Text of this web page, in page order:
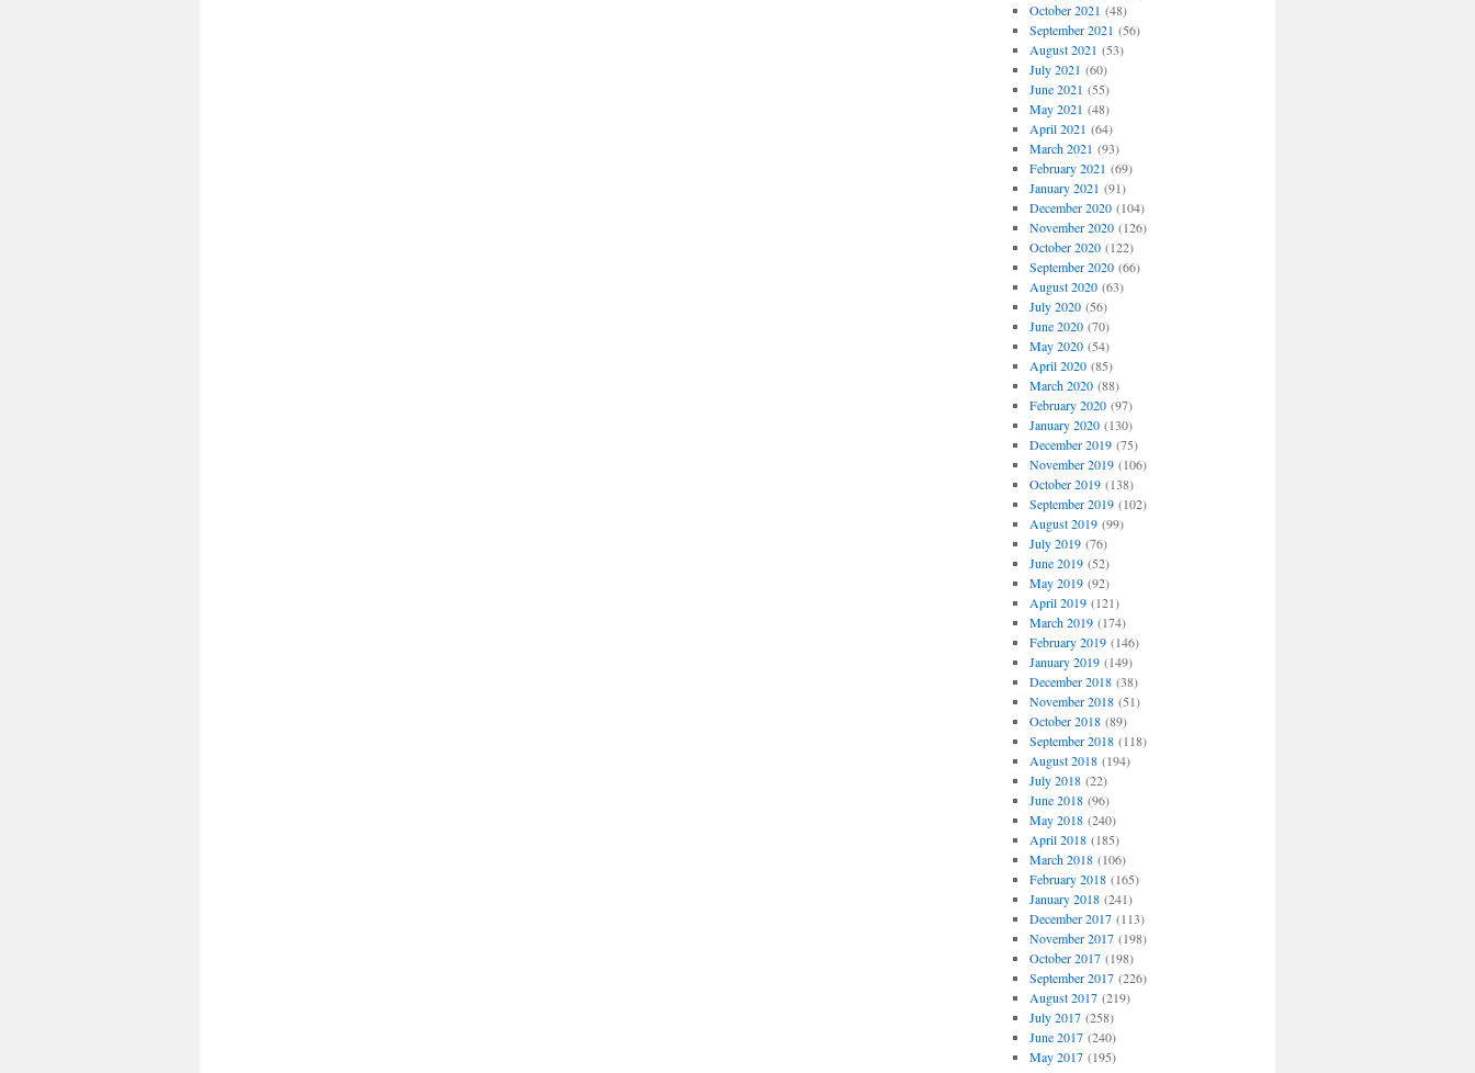
October 2021 (48)
September 2021 (56)
August 2021 (53)
July 2021 (60)
June 2021 (55)
May 2021 (48)
April 2021 (64)
March 2021 (93)
February 2021 (69)
January 2021 (91)
December 2020(104)
November 2020(126)
October 2020(122)
September 2020(66)
August 2020(63)
July 2020(56)
June 2020(70)
May 2020(54)
April 2020(85)
March 2020(88)
February 2020(97)
January 2020(130)
December 2019(75)
November 2019(106)
October 2019(138)
September 2019(102)
August 2019(99)
July 2019(76)
June 2019(52)
May 2019(92)
April 2019(121)
March 2019(174)
February 2019(146)
January 2019(149)
December 2018(38)
November 2018(51)
October 2018(89)
September 2018(118)
August 2018(194)
July 2018(22)
June 2018(96)
May 2018(240)
April 2018(185)
March 2018(106)
February 2018(165)
January 2018(241)
December 2017(113)
November 2017(198)
October 2017(198)
September 2017(226)
August 2017(219)
July 2017(258)
June 2017(240)
May 2017(195)